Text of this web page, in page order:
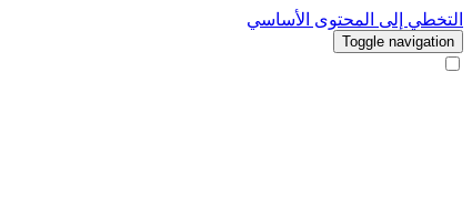
التخطي إلى المحتوى الأساسي
Toggle navigation